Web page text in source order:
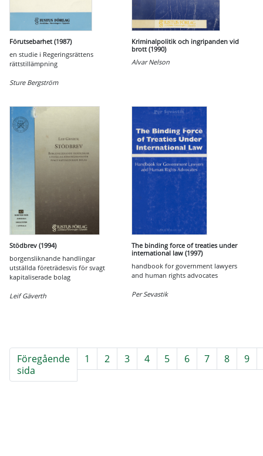
Förutsebarhet (1987)
en studie i Regeringsrättens
rättstillämpning
Sture Bergström
Kriminalpolitik och ingripanden vid
brott (1990)
Alvar Nelson
Stödbrev (1994)
borgensliknande handlingar
utställda företrädesvis för svagt
kapitaliserade bolag
Leif Gäverth
The binding force of treaties under
international law (1997)
handbook for government lawyers
and human rights advocates
Per Sevastik
Föregående
sida
1 2 3 4 5 6 7 8 9